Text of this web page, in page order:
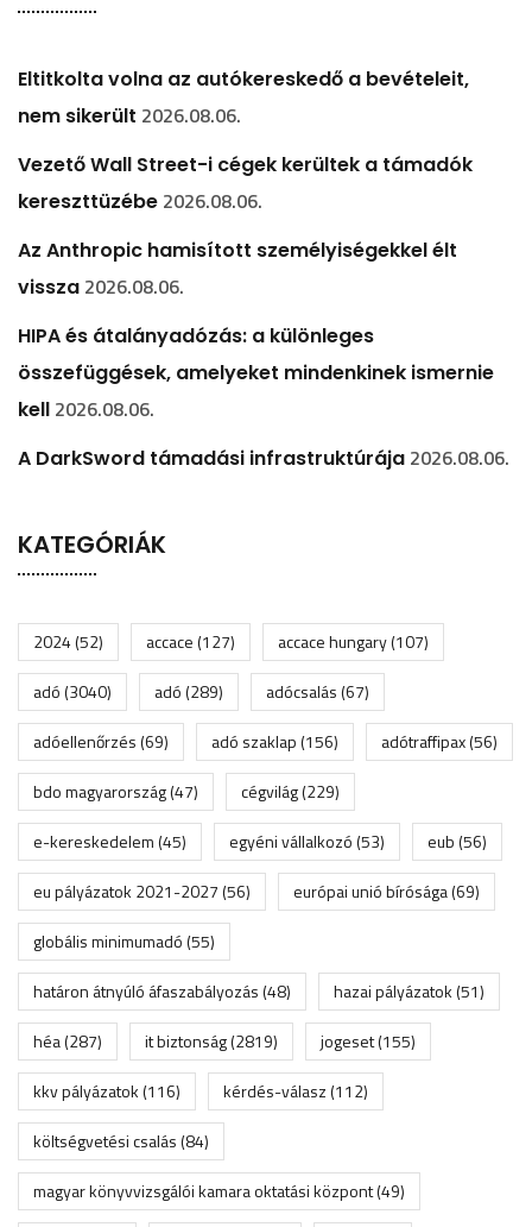
Eltitkolta volna az autókereskedő a bevételeit,
nem sikerült 2026.08.06.
Vezető Wall Street-i cégek kerültek a támadók
kereszttüzébe 2026.08.06.
Az Anthropic hamisított személyiségekkel élt
vissza 2026.08.06.
HIPA és átalányadózás: a különleges
összefüggések, amelyeket mindenkinek ismernie
kell 2026.08.06.
A DarkSword támadási infrastruktúrája 2026.08.06.
KATEGÓRIÁK
2024(52) accace(127) accace hungary(107)
adó(3040) adó(289) adócsalás(67)
adóellenőrzés(69) adó szaklap(156) adótraffipax(56)
bdo magyarország(47) cégvilág(229)
e-kereskedelem(45) egyéni vállalkozó(53) eub(56)
eu pályázatok 2021-2027(56) európai unió bírósága(69)
globális minimumadó(55)
határon átnyúló áfaszabályozás(48) hazai pályázatok(51)
héa(287) it biztonság(2819) jogeset(155)
kkv pályázatok(116) kérdés-válasz(112)
költségvetési csalás(84)
magyar könyvvizsgálói kamara oktatási központ(49)